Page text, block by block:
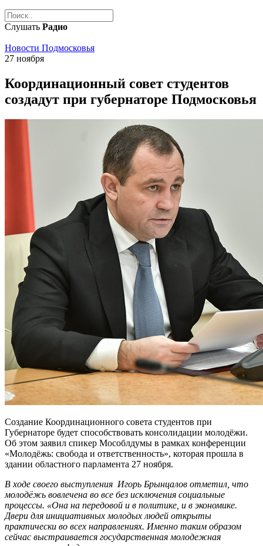
Слушать Радио
Новости Подмосковья
27 ноября
Координационный совет студентов
создадут при губернаторе Подмосковья
Создание Координационного совета студентов при
Губернаторе будет способствовать консолидации молодёжи.
Об этом заявил спикер Мособлдумы в рамках конференции
«Молодёжь: свобода и ответственность», которая прошла в
здании областного парламента 27 ноября.
В ходе своего выступления Игорь Брынцалов отметил, что
молодёжь вовлечена во все без исключения социальные
процессы. «Она на передовой и в политике, и в экономике.
Двери для инициативных молодых людей открыты
практически во всех направлениях. Именно таким образом
сейчас выстраивается государственная молодежная